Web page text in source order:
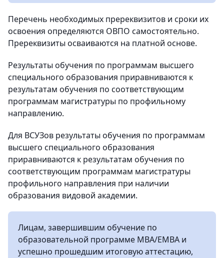
Перечень необходимых пререквизитов и сроки их
освоения определяются ОВПО самостоятельно.
Пререквизиты осваиваются на платной основе.
Результаты обучения по программам высшего
специального образования приравниваются к
результатам обучения по соответствующим
программам магистратуры по профильному
направлению.
Для ВСУЗов результаты обучения по программам
высшего специального образования
приравниваются к результатам обучения по
соответствующим программам магистратуры
профильного направления при наличии
образования видовой академии.
Лицам, завершившим обучение по
образовательной программе МВА/ЕМВА и
успешно прошедшим итоговую аттестацию,